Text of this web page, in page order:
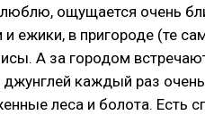
ощущается очень
ежики, в пригороде (те
А за городом
каждый раз
леса и болота. Есть